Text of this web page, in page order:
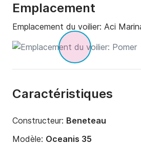
Emplacement
Emplacement du voilier: Aci
Caractéristiques
Constructeur: Beneteau
Modèle: Oceanis 35